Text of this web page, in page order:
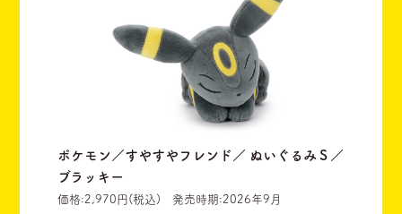
ポケモン／すやすやフレンド／ ぬいぐるみＳ／
ブラッキー
価格:2,970円(税込) 発売時期:2026年9月